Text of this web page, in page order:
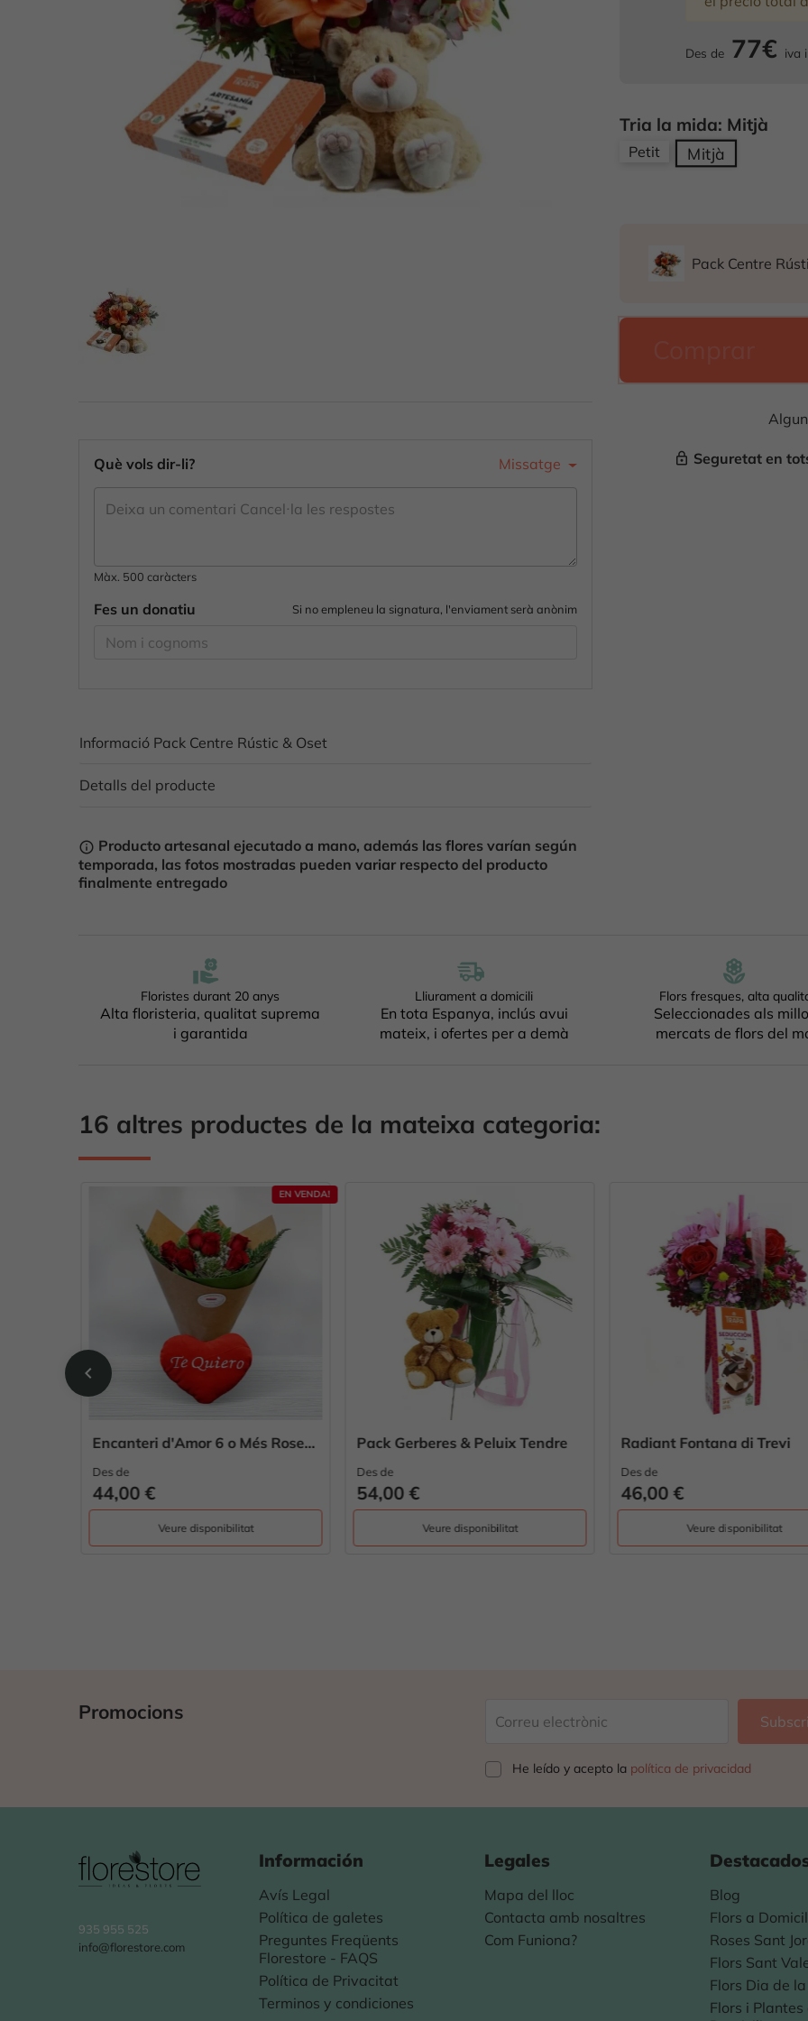
Què vols dir-li? Missatge
Màx. 500 caràcters
Fes un donatiu Si no empleneu la signatura, l'enviament serà anònim
Informació Pack Centre Rústic & Oset
Detalls del producte
info_outline Producto artesanal ejecutado a mano, además las flores varían según
temporada, las fotos mostradas pueden variar respecto del producto
finalmente entregado
Des de 77€ iva
Tria la mida: Mitjà
Petit Mitjà
Pack Centre
lock_outline Seguretat en
Floristes durant 20 anys
Alta floristeria, qualitat suprema
i garantida
Lliurament a domicili
En tota Espanya, inclús avui
mateix, i ofertes per a demà
Flors fresques, alta
Seleccionades als
mercats de flors del
16 altres productes de la mateixa categoria:
chevron_left
Pack Gerberes & Peluix Tendre
Des de
54,00 €
Veure disponibilitat
Radiant Fontana di Trevi
Des de
46,00 €
Veure disponibilitat
Pack Lilibeth
Des de
75,00 €
Veure disponibilitat
Promocions
He leído y acepto la política de privacidad
935 955 525
info@florestore.com
Información
Avís Legal
Política de galetes
Preguntes Freqüents
Florestore - FAQS
Política de Privacitat
Terminos y condiciones
Legales
Mapa del lloc
Contacta amb nosaltres
Com Funiona?
Blog
Flors a
Roses Sant
Flors Sant
Flors Dia de
Flors i